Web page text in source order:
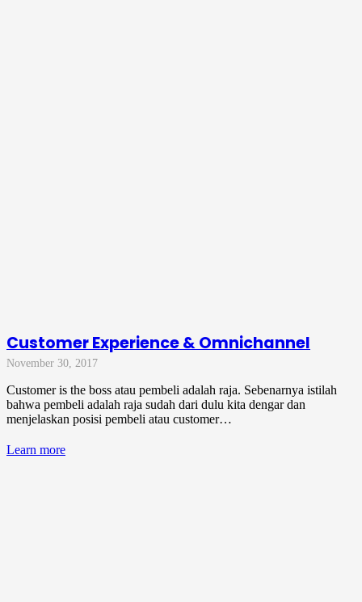
Customer Experience & Omnichannel
November 30, 2017
Customer is the boss atau pembeli adalah raja. Sebenarnya istilah
bahwa pembeli adalah raja sudah dari dulu kita dengar dan
menjelaskan posisi pembeli atau customer…
Learn more